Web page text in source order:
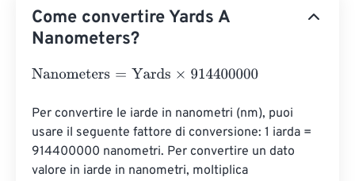
Come convertire Yards A
Nanometers?
Nanometers= Yards×914400000
Per convertire le iarde in nanometri (nm), puoi
usare il seguente fattore di conversione: 1 iarda =
914400000 nanometri. Per convertire un dato
valore in iarde in nanometri, moltiplica